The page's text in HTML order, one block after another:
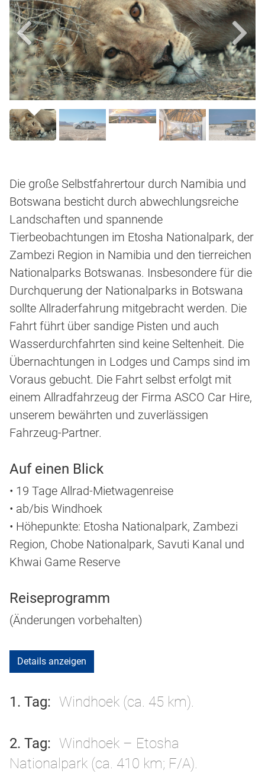
Die große Selbstfahrertour durch Namibia und
Botswana besticht durch abwechlungsreiche
Landschaften und spannende
Tierbeobachtungen im Etosha Nationalpark, der
Zambezi Region in Namibia und den tierreichen
Nationalparks Botswanas. Insbesondere für die
Durchquerung der Nationalparks in Botswana
sollte Allraderfahrung mitgebracht werden. Die
Fahrt führt über sandige Pisten und auch
Wasserdurchfahrten sind keine Seltenheit. Die
Übernachtungen in Lodges und Camps sind im
Voraus gebucht. Die Fahrt selbst erfolgt mit
einem Allradfahrzeug der Firma ASCO Car Hire,
unserem bewährten und zuverlässigen
Fahrzeug-Partner.
Auf einen Blick
• 19 Tage Allrad-Mietwagenreise
• ab/bis Windhoek
• Höhepunkte: Etosha Nationalpark, Zambezi
Region, Chobe Nationalpark, Savuti Kanal und
Khwai Game Reserve
Reiseprogramm
(Änderungen vorbehalten)
Details anzeigen
1. Tag Windhoek (ca. 45 km).
2. Tag
Windhoek – Etosha
Nationalpark (ca. 410 km; F/A).